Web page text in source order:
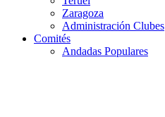
Zaragoza
Administración Clubes
Comités
Andadas Populares